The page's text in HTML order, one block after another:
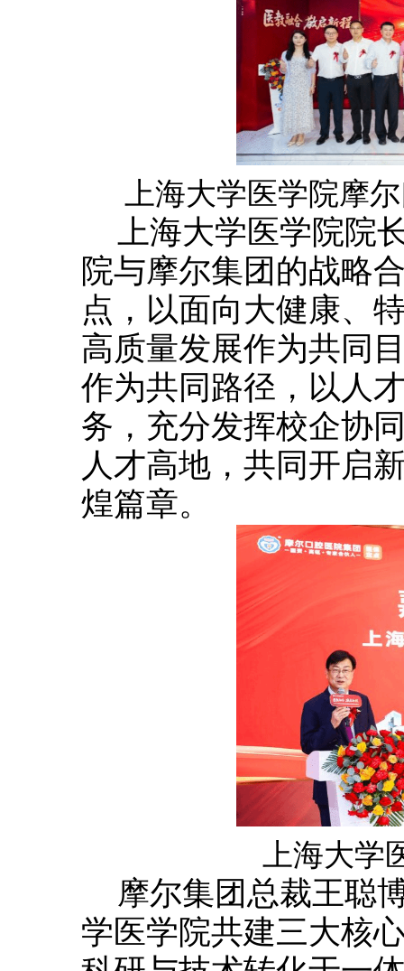
上海大学医学院摩
上海大学医学院院
院与摩尔集团的战略
点，以面向大健康、
高质量发展作为共同
作为共同路径，以人
务，充分发挥校企协
人才高地，共同开启
煌篇章。
上海大
摩尔集团总裁王聪
学医学院共建三大核